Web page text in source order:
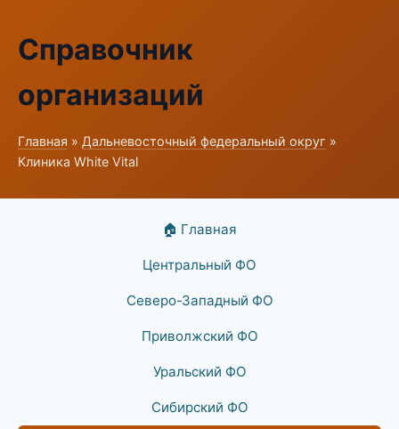
Справочник
организаций
Главная » Дальневосточный федеральный округ »
Клиника White Vital
🏠 Главная
Центральный ФО
Северо-Западный ФО
Приволжский ФО
Уральский ФО
Сибирский ФО